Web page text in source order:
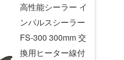
高性能シーラー イ
ンパルスシーラー
FS-300 300mm 交
換用ヒーター線付